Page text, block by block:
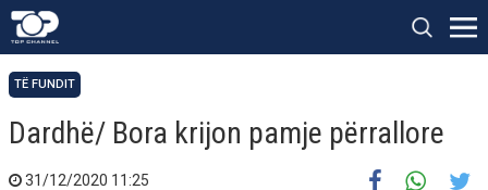
TË FUNDIT
Dardhë/ Bora krijon pamje përrallore
31/12/2020 11:25